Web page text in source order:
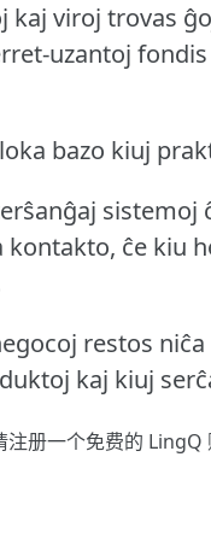
kaj viroj trovas
uzantoj
bazo kiuj
kontakto, ĉe kiu
restos
kaj kiuj
注册一个免费的 LingQ